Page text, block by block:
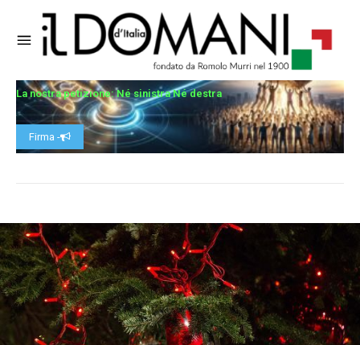
La nostra petizione: Né sinistra Né destra
Firma -